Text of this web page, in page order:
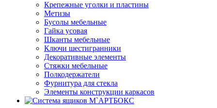
Крепежные уголки и пластины
Метизы
Бусолы мебельные
Гайка усовая
Шканты мебельные
Ключи шестигранники
Декоративные элементы
Стяжки мебельные
Полкодержатели
Фурнитура для стекла
Элементы конструкции каркасов